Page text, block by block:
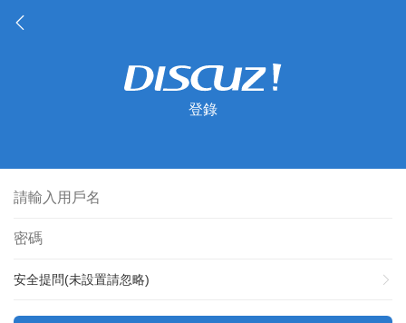
登錄
安全提問(未設置請忽略)